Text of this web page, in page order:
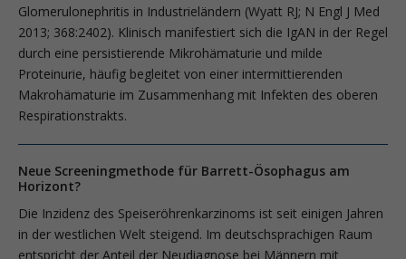
Glomerulonephritis in Industrieländern (Wyatt RJ; N Engl J Med
2013; 368:2402). Klinisch manifestiert sich die IgAN in der Regel
durch eine persistierende Mikrohämaturie und milde
Proteinurie, häufig begleitet von einer intermittierenden
Makrohäma­turie im Zusammenhang mit Infekten des oberen
Respirationstrakts.
Neue Screeningmethode für Barrett-Ösophagus am
Horizont?
Die Inzidenz des Speiseröhrenkarzinoms ist seit einigen Jahren
in der westlichen Welt steigend. Im deutschsprachigen Raum
entspricht der Anteil der Neudiagnose bei Männern mit